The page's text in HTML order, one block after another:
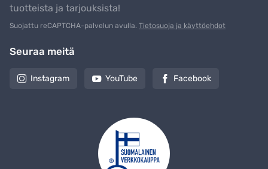
tuotteista ja tarjouksista!
Suojattu reCAPTCHA-palvelun avulla. Tietosuoja ja käyttöehdot
Seuraa meitä
Instagram YouTube Facebook